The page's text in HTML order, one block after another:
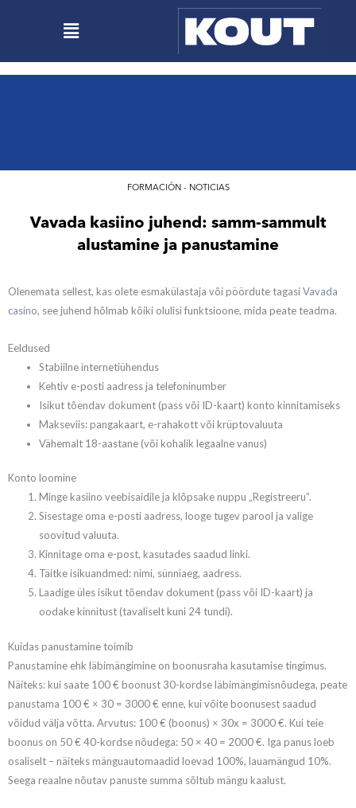
Menú
FORMACIÓN - NOTICIAS
Vavada kasiino juhend: samm-sammult
alustamine ja panustamine
Olenemata sellest, kas olete esmakülastaja või pöördute tagasiVavada
casino, see juhend hõlmab kõiki olulisi funktsioone, mida peate teadma.
Eeldused
Stabiilne internetiühendus
Kehtiv e-posti aadress ja telefoninumber
Isikut tõendav dokument (pass või ID-kaart) konto kinnitamiseks
Makseviis: pangakaart, e-rahakott või krüptovaluuta
Vähemalt 18-aastane (või kohalik legaalne vanus)
Konto loomine
Minge kasiino veebisaidile ja klõpsake nuppu „Registreeru”.
Sisestage oma e-posti aadress, looge tugev parool ja valige
soovitud valuuta.
Kinnitage oma e-post, kasutades saadud linki.
Täitke isikuandmed: nimi, sünniaeg, aadress.
Laadige üles isikut tõendav dokument (pass või ID-kaart) ja
oodake kinnitust (tavaliselt kuni 24 tundi).
Kuidas panustamine toimib
Panustamine ehk läbimängimine on boonusraha kasutamise tingimus.
Näiteks: kui saate 100 € boonust 30-kordse läbimängimisnõudega, peate
panustama 100 € × 30 = 3000 € enne, kui võite boonusest saadud
võidud välja võtta. Arvutus: 100 € (boonus) × 30x = 3000 €. Kui teie
boonus on 50 € 40-kordse nõudega: 50 × 40 = 2000 €. Iga panus loeb
osaliselt – näiteks mänguautomaadid loevad 100%, lauamängud 10%.
Seega reaalne nõutav panuste summa sõltub mängu kaalust.